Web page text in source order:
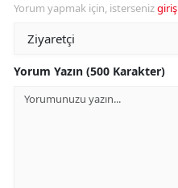
Yorum yapmak için, istersenizgiriş
Yorum Yazın (500 Karakter)